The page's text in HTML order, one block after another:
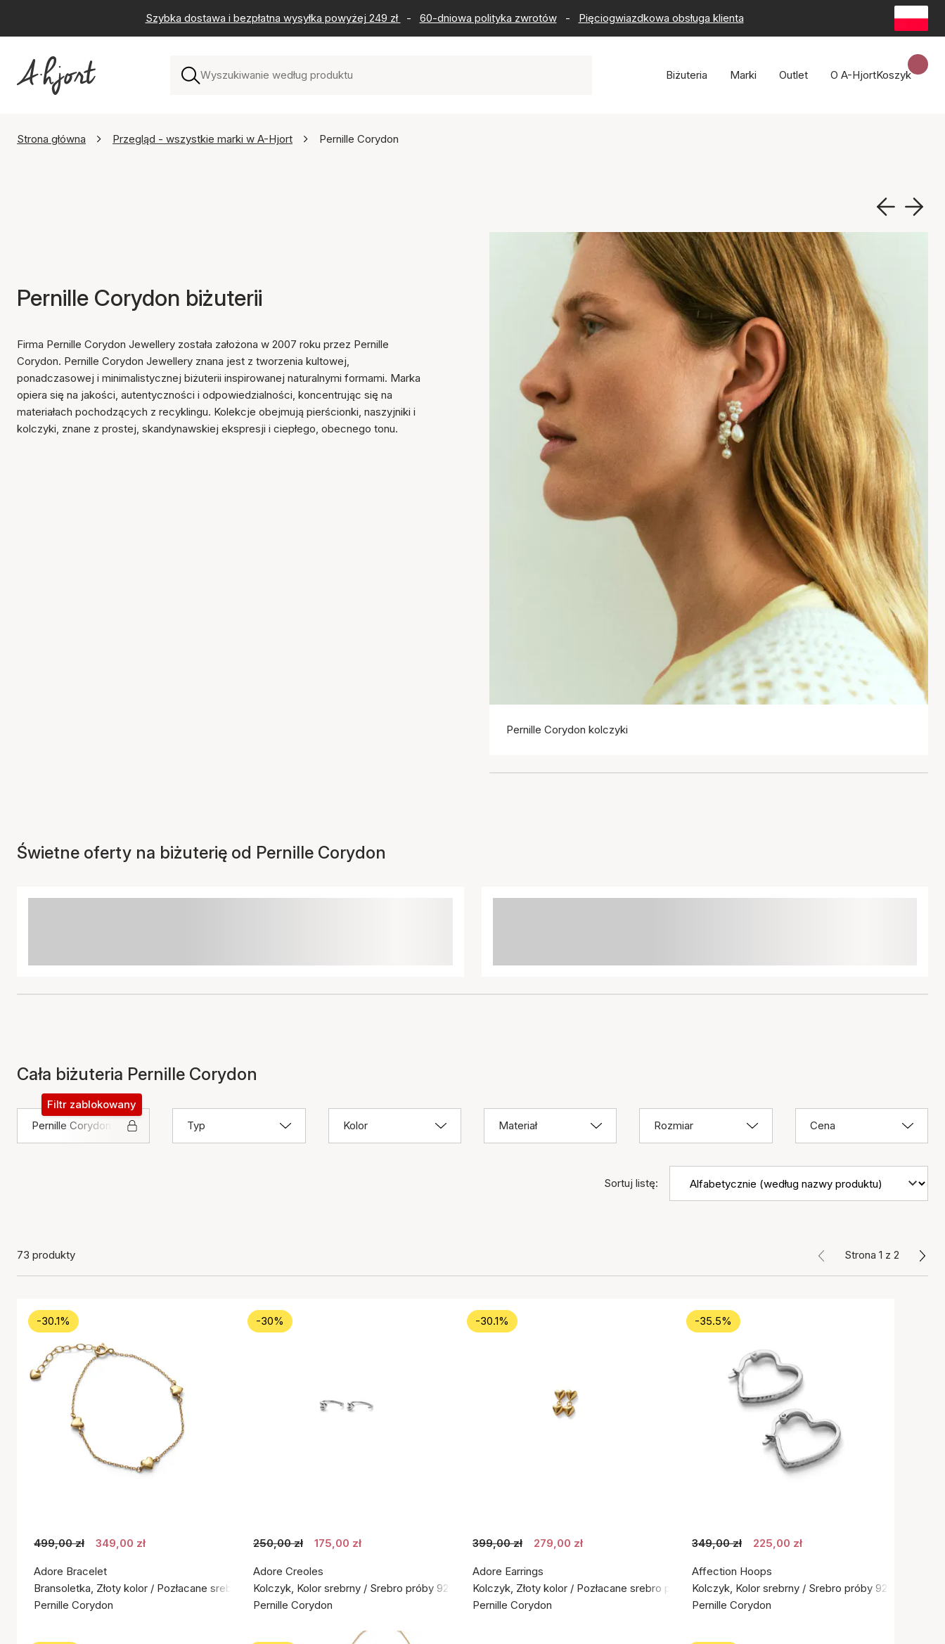
Szybka dostawa i bezpłatna wysyłka powyżej 249 zł - 60-dniowa polityka zwrotów - Pięciogwiazdkowa obsługa klienta
Biżuteria Marki Outlet O A-HjortKoszyk
Strona główna Przegląd - wszystkie marki w A-Hjort Pernille Corydon
Pernille Corydon biżuterii
Firma Pernille Corydon Jewellery została założona w 2007 roku przez Pernille
Corydon. Pernille Corydon Jewellery znana jest z tworzenia kultowej,
ponadczasowej i minimalistycznej biżuterii inspirowanej naturalnymi formami. Marka
opiera się na jakości, autentyczności i odpowiedzialności, koncentrując się na
materiałach pochodzących z recyklingu. Kolekcje obejmują pierścionki, naszyjniki i
kolczyki, znane z prostej, skandynawskiej ekspresji i ciepłego, obecnego tonu.
Pernille Corydon kolczyki
Świetne oferty na biżuterię od Pernille Corydon
Cała biżuteria Pernille Corydon
Pernille Corydon
Filtr zablokowany
Typ
Kolor Materiał Rozmiar Cena
Sortuj listę:
73 produkty Strona 1 z 2
-30.1%
499,00 zł 349,00 zł
Adore Bracelet
Bransoletka, Złoty kolor / Pozłacane srebro próby 925
Pernille Corydon
-30%
250,00 zł 175,00 zł
Adore Creoles
Kolczyk, Kolor srebrny / Srebro próby 925
Pernille Corydon
-30.1%
399,00 zł 279,00 zł
Adore Earrings
Kolczyk, Złoty kolor / Pozłacane srebro próby 925
Pernille Corydon
-35.5%
349,00 zł 225,00 zł
Affection Hoops
Kolczyk, Kolor srebrny / Srebro próby 925
Pernille Corydon